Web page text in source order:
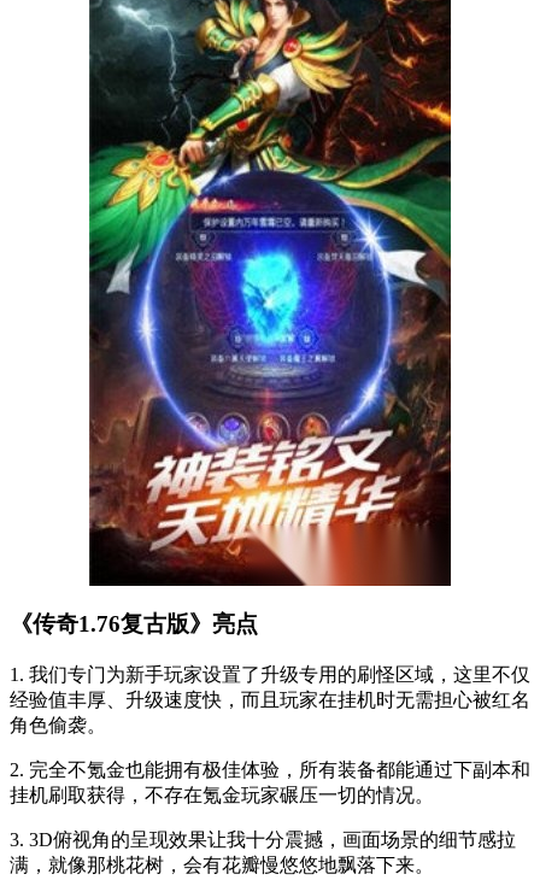
《传奇1.76复古版》亮点
1. 我们专门为新手玩家设置了升级专用的刷怪区域，这里不仅
经验值丰厚、升级速度快，而且玩家在挂机时无需担心被红名
角色偷袭。
2. 完全不氪金也能拥有极佳体验，所有装备都能通过下副本和
挂机刷取获得，不存在氪金玩家碾压一切的情况。
3. 3D俯视角的呈现效果让我十分震撼，画面场景的细节感拉
满，就像那桃花树，会有花瓣慢悠悠地飘落下来。